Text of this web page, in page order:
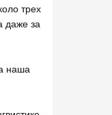
трех
даже за
наша